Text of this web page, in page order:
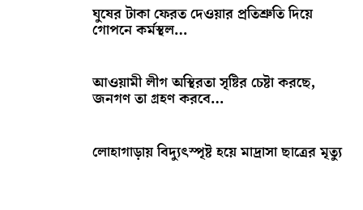
ঘুষের টাকা ফেরত দেওয়ার প্রতিশ্রুতি দিয়ে
গোপনে কর্মস্থল…
আওয়ামী লীগ অস্থিরতা সৃষ্টির চেষ্টা করছে,
জনগণ তা গ্রহণ করবে…
লোহাগাড়ায় বিদ্যুৎস্পৃষ্ট হয়ে মাদ্রাসা ছাত্রের মৃত্যু